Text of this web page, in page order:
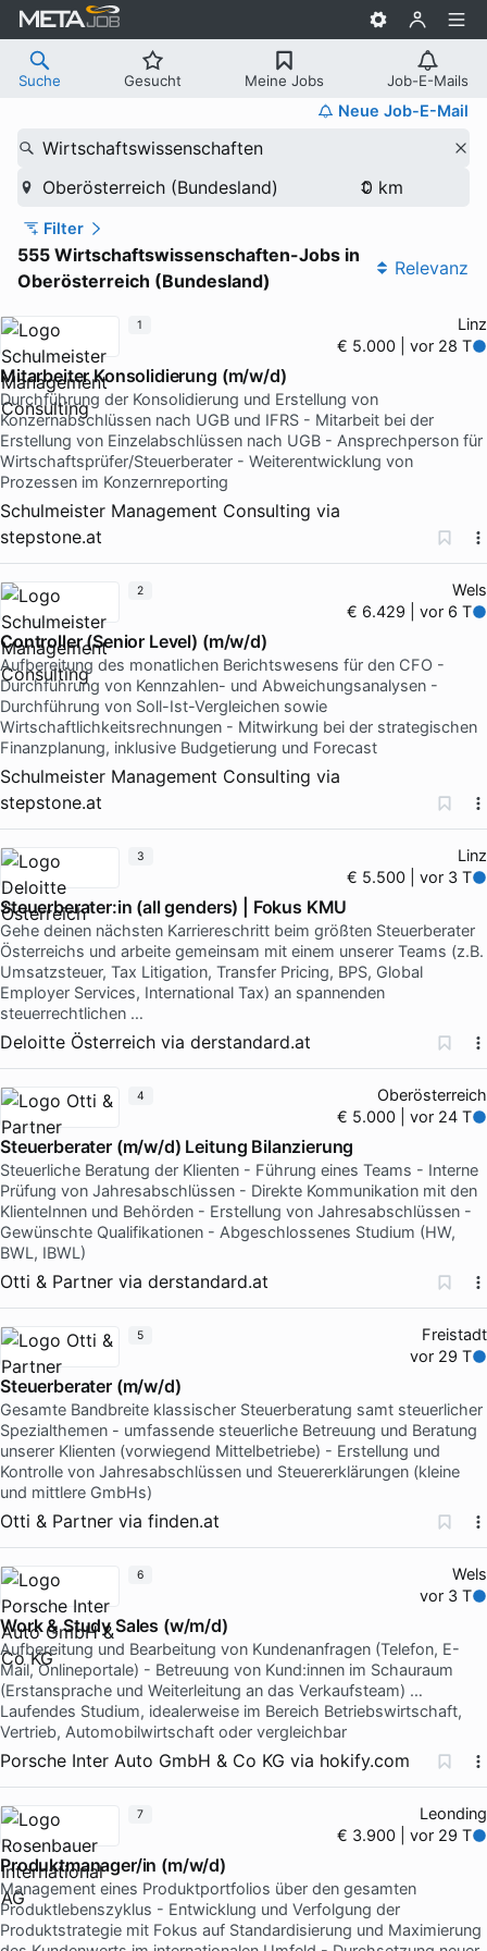
Suche Gesucht Meine Jobs Job-E-Mails
Neue Job-E-Mail
Wirtschaftswissenschaften
Oberösterreich (Bundesland)
Filter
555 Wirtschaftswissenschaften-Jobs in
Oberösterreich (Bundesland)
Relevanz
Linz
€ 5.000 | vor 28 T
Mitarbeiter Konsolidierung (m/w/d)
Durchführung der Konsolidierung und Erstellung von
Konzernabschlüssen nach UGB und IFRS - Mitarbeit bei der
Erstellung von Einzelabschlüssen nach UGB - Ansprechperson für
Wirtschaftsprüfer/Steuerberater - Weiterentwicklung von
Prozessen im Konzernreporting
Schulmeister Management Consulting via
stepstone.at
1
Wels
€ 6.429 | vor 6 T
Controller (Senior Level) (m/w/d)
Aufbereitung des monatlichen Berichtswesens für den CFO -
Durchführung von Kennzahlen- und Abweichungsanalysen -
Durchführung von Soll-Ist-Vergleichen sowie
Wirtschaftlichkeitsrechnungen - Mitwirkung bei der strategischen
Finanzplanung, inklusive Budgetierung und Forecast
Schulmeister Management Consulting via
stepstone.at
2
Linz
€ 5.500 | vor 3 T
Steuerberater:in (all genders) | Fokus KMU
Gehe deinen nächsten Karriereschritt beim größten Steuerberater
Österreichs und arbeite gemeinsam mit einem unserer Teams (z.B.
Umsatzsteuer, Tax Litigation, Transfer Pricing, BPS, Global
Employer Services, International Tax) an spannenden
steuerrechtlichen …
Deloitte Österreich via derstandard.at
3
Oberösterreich
€ 5.000 | vor 24 T
Steuerberater (m/w/d) Leitung Bilanzierung
Steuerliche Beratung der Klienten - Führung eines Teams - Interne
Prüfung von Jahresabschlüssen - Direkte Kommunikation mit den
KlienteInnen und Behörden - Erstellung von Jahresabschlüssen -
Gewünschte Qualifikationen - Abgeschlossenes Studium (HW,
BWL, IBWL)
Otti & Partner via derstandard.at
4
Freistadt
vor 29 T
Steuerberater (m/w/d)
Gesamte Bandbreite klassischer Steuerberatung samt steuerlicher
Spezialthemen - umfassende steuerliche Betreuung und Beratung
unserer Klienten (vorwiegend Mittelbetriebe) - Erstellung und
Kontrolle von Jahresabschlüssen und Steuererklärungen (kleine
und mittlere GmbHs)
Otti & Partner via finden.at
5
Wels
vor 3 T
Work & Study Sales (w/m/d)
Aufbereitung und Bearbeitung von Kundenanfragen (Telefon, E-
Mail, Onlineportale) - Betreuung von Kund:innen im Schauraum
(Erstansprache und Weiterleitung an das Verkaufsteam) …
Laufendes Studium, idealerweise im Bereich Betriebswirtschaft,
Vertrieb, Automobilwirtschaft oder vergleichbar
Porsche Inter Auto GmbH & Co KG via hokify.com
6
Leonding
€ 3.900 | vor 29 T
Produktmanager/in (m/w/d)
Management eines Produktportfolios über den gesamten
Produktlebenszyklus - Entwicklung und Verfolgung der
Produktstrategie mit Fokus auf Standardisierung und Maximierung
7